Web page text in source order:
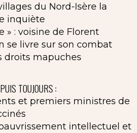
du Nord-Isère la
inquiète
» : voisine de Florent
se livre sur son combat
droits mapuches
TOUJOURS :
et premiers ministres de
intellectuel et